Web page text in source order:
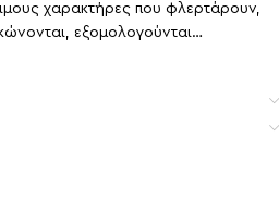
χαρακτήρες που φλερτάρουν,
εξομολογούνται…